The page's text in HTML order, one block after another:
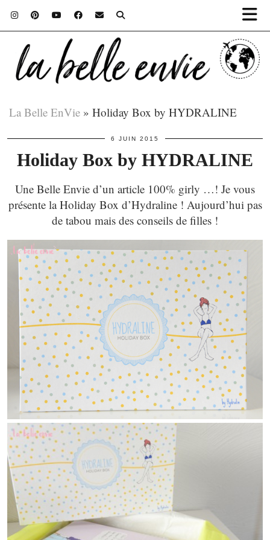
La Belle EnVie » Holiday Box by HYDRALINE
6 JUIN 2015
Holiday Box by HYDRALINE
Une Belle Envie d’un article 100% girly …! Je vous
présente la Holiday Box d’Hydraline ! Aujourd’hui pas
de tabou mais des conseils de filles !